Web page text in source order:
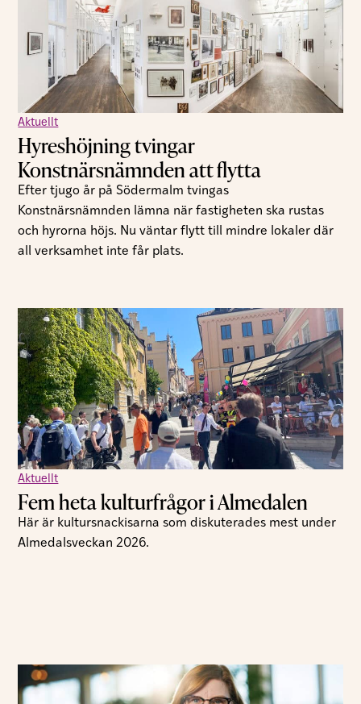
Aktuellt
Hyreshöjning tvingar
Konstnärsnämnden att flytta
Efter tjugo år på Södermalm tvingas
Konstnärsnämnden lämna när fastigheten ska rustas
och hyrorna höjs. Nu väntar flytt till mindre lokaler där
all verksamhet inte får plats.
Aktuellt
Fem heta kulturfrågor i Almedalen
Här är kultursnackisarna som diskuterades mest under
Almedalsveckan 2026.